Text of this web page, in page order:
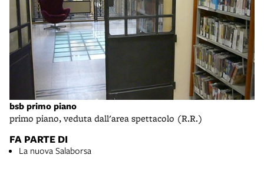
bsb primo piano
primo piano, veduta dall'area spettacolo (R.R.)
FA PARTE DI
La nuova Salaborsa